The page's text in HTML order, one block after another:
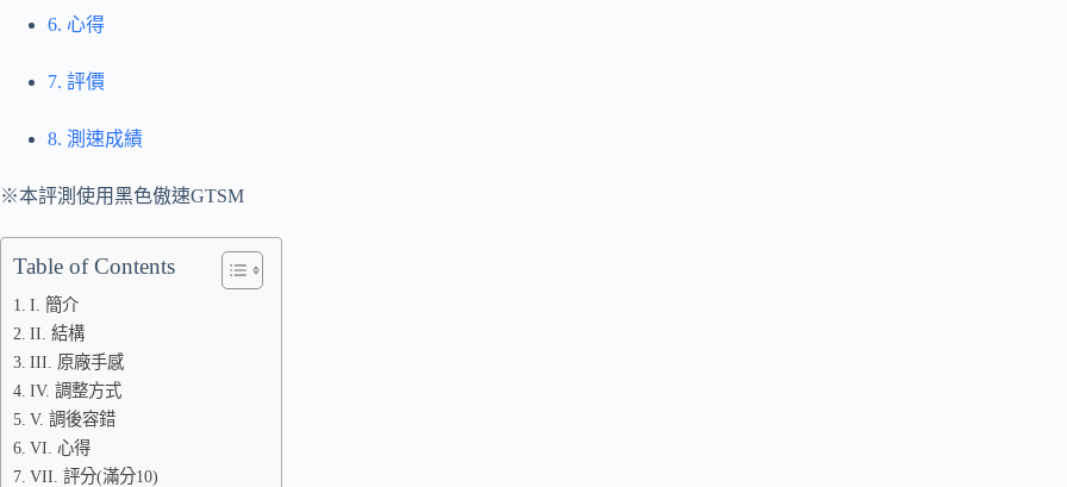
6. 心得
7. 評價
8. 測速成績
※本評測使用黑色傲速GTSM
Table of Contents
I. 簡介
II. 結構
III. 原廠手感
IV. 調整方式
V. 調後容錯
VI. 心得
VII. 評分(滿分10)